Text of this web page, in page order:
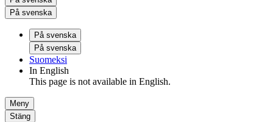
På svenska
På svenska
På svenska
Suomeksi
In English
This page is not available in English.
Meny
Stäng